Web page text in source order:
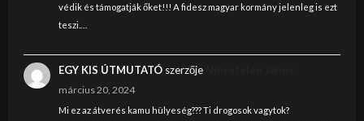
védik és támogatják őket!!! A fidesz magyar kormány jelenleg is ezt
teszi.…
EGY KIS ÚTMUTATÓszerzője
március 20, 2024
Mi ez az átverés kamu hülyeség??? Ti drogosok vagytok?